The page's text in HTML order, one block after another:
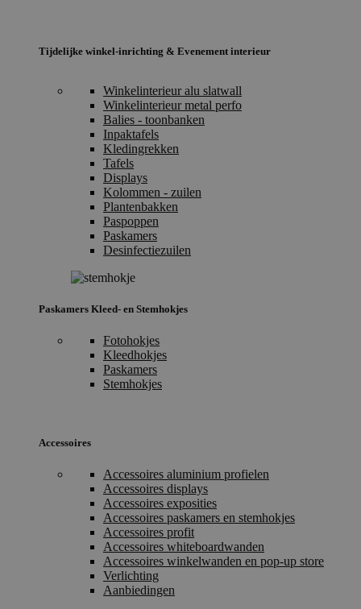
Tijdelijke winkel-inrichting & Evenement interieur
Winkelinterieur alu slatwall
Winkelinterieur metal perfo
Balies - toonbanken
Inpaktafels
Kledingrekken
Tafels
Displays
Kolommen - zuilen
Plantenbakken
Paspoppen
Paskamers
Desinfectiezuilen
Paskamers Kleed- en Stemhokjes
Fotohokjes
Kleedhokjes
Paskamers
Stemhokjes
Accessoires
Accessoires aluminium profielen
Accessoires displays
Accessoires exposities
Accessoires paskamers en stemhokjes
Accessoires profit
Accessoires whiteboardwanden
Accessoires winkelwanden en pop-up store
Verlichting
Aanbiedingen